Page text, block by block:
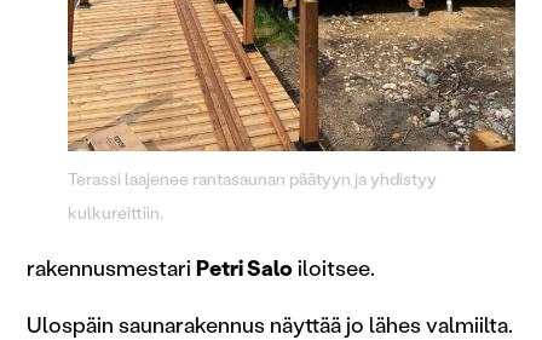
Terassi laajenee rantasaunan päätyyn ja yhdistyy
kulkureittiin.
rakennusmestari Petri Saloiloitsee.
Ulospäin saunarakennus näyttää jo lähes valmiilta.